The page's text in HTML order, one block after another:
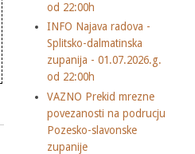
od 22:00h
INFO Najava radova -
Splitsko-dalmatinska
zupanija - 01.07.2026.g.
od 22:00h
VAZNO Prekid mrezne
povezanosti na podrucju
Pozesko-slavonske
zupanije